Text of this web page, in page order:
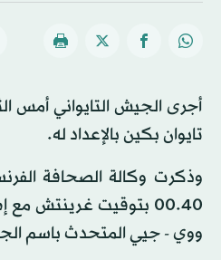
أجرى الجيش التايواني أمس
تايوان بكين بالإعداد له.
وذكرت وكالة الصحافة
ووي - جيي المتحدث باسم